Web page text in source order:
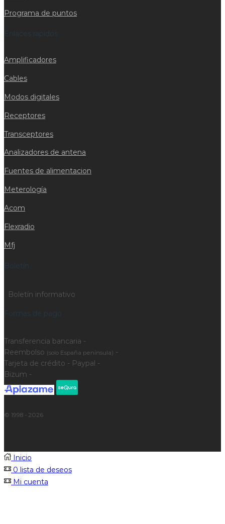
Programa de puntos
Enlaces rapidos
Amplificadores
Cables
Modos digitales
Receptores
Transceptores
Analizadores de antena
Fuentes de alimentacion
Meterología
Acom
Flexradio
Mfj
Boletín
Boletín informativo
Formas de pago
Transferencia bancaria -
Reembolso (solo España península) -
Tarjeta de crédito - Paypal -
Bizum -
© 1998 - 2026
Inicio
0 lista de deseos
Mi cuenta